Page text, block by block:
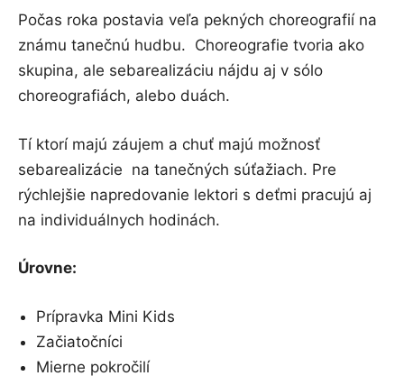
Počas roka postavia veľa pekných choreografií na
známu tanečnú hudbu. Choreografie tvoria ako
skupina, ale sebarealizáciu nájdu aj v sólo
choreografiách, alebo duách.
Tí ktorí majú záujem a chuť majú možnosť
sebarealizácie na tanečných súťažiach. Pre
rýchlejšie napredovanie lektori s deťmi pracujú aj
na individuálnych hodinách.
Úrovne:
Prípravka Mini Kids
Začiatočníci
Mierne pokročilí